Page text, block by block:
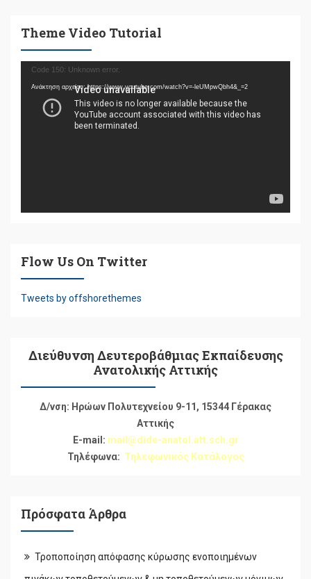
Theme Video Tutorial
Πρόγραμμα
Αναπαραγωγής
Βίντεο
Code 150: Unknown error.
Ανάκτηση αρχείου: https://www.youtube.com/watch?v=-leUMpwQbh4&_=2
Flow Us On Twitter
Tweets by offshorethemes
Διεύθυνση Δευτεροβάθμιας Εκπαίδευσης
Ανατολικής Αττικής
Δ/νση: Ηρώων Πολυτεχνείου 9-11, 15344 Γέρακας
Αττικής
E-mail: mail@dide-anatol.att.sch.gr
Τηλέφωνα: Τηλεφωνικός Κατάλογος
Πρόσφατα Άρθρα
Τροποποίηση απόφασης κύρωσης ενοποιημένων